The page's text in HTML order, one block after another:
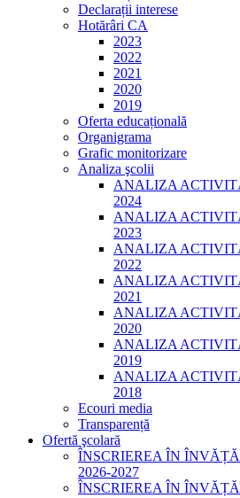
Declarații interese
Hotărâri CA
2023
2022
2021
2020
2019
Oferta educațională
Organigrama
Grafic monitorizare
Analiza şcolii
ANALIZA
2024
ANALIZA
2023
ANALIZA
2022
ANALIZA
2021
ANALIZA
2020
ANALIZA
2019
ANALIZA
2018
Ecouri media
Transparență
Ofertă şcolară
ÎNSCRIEREA ÎN
2026-2027
ÎNSCRIEREA ÎN